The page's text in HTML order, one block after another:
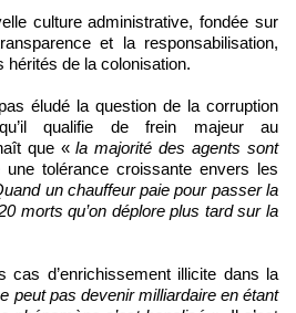
culture administrative, fondée sur
et la responsabilisation,
de la colonisation.
éludé la question de la corruption
qu’il qualifie de frein majeur au
que «la majorité des agents sont
tolérance croissante envers les
un chauffeur paie pour passer la
morts qu’on déplore plus tard sur la
cas d’enrichissement illicite dans la
peut pas devenir milliardaire en étant